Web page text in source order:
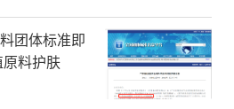
团体标准即
料护肤